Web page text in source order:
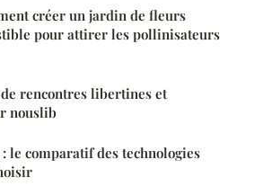
créer un jardin de fleurs
pour attirer les pollinisateurs
rencontres libertines et
nouslib
: le comparatif des technologies